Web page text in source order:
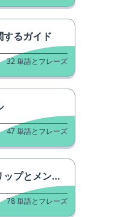
るガイド
32単語とフレーズ
47 単語とフレーズ
タル・フォース
78単語とフレーズ